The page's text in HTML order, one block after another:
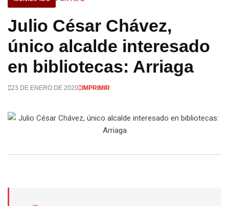
Julio César Chávez,
único alcalde interesado
en bibliotecas: Arriaga
23 DE ENERO DE 2020 IMPRIMIR